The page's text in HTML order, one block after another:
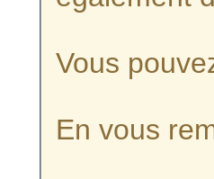
Vous
En vous